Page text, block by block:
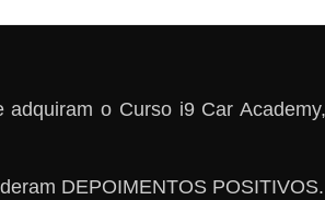
o Curso i9 Car
DEPOIMENTOS POSITIVOS.